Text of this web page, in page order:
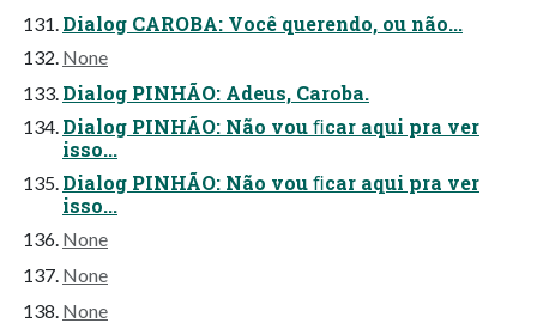
Dialog CAROBA: Você querendo, ou não...
None
Dialog PINHÃO: Adeus, Caroba.
Dialog PINHÃO: Não vou ﬁcar aqui pra ver
isso...
Dialog PINHÃO: Não vou ﬁcar aqui pra ver
isso...
None
None
None